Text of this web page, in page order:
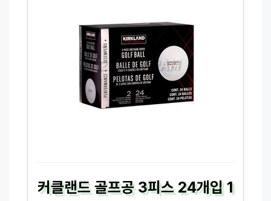
커클랜드 골프공 3피스 24개입 1